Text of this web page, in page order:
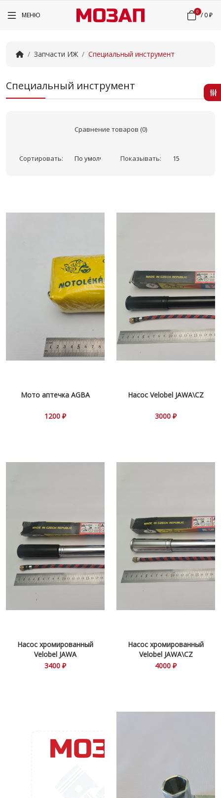
МЕНЮ 0 /0 ₽
Запчасти ИЖ Специальный инструмент
Специальный инструмент
Сравнение товаров (0)
Сортировать: Показывать:
Мото аптечка AGBA
1200 ₽
Насос Velobel JAWA\CZ
3000 ₽
Насос хромированный
Velobel JAWA
3400 ₽
Насос хромированный
Velobel JAWA\CZ
4000 ₽